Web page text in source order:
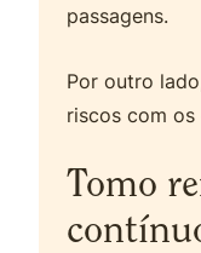
passagens.
Por outro
riscos com
Tomo